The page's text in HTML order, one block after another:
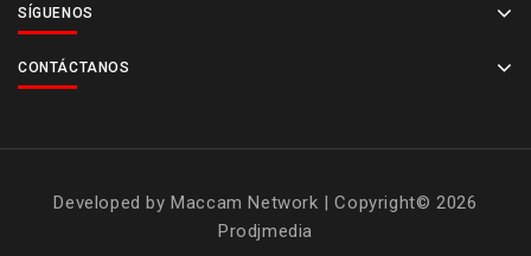
SÍGUENOS
CONTÁCTANOS
Developed byMaccam Network | Copyright© 2026
Prodjmedia